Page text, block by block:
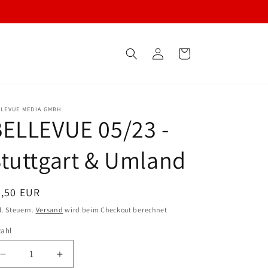
EinloggenWarenkorb
MEDIA GMBH
05/23 -
& Umland
EUR
Steuern. Versand wird beim Checkout berechnet
Verringern
Erhöhen